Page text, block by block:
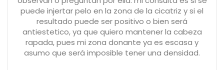
puede injertar pelo en la zona de la cicatriz y si el
resultado puede ser positivo o bien será
antiestetico, ya que quiero mantener la cabeza
rapada, pues mi zona donante ya es escasa y
asumo que será imposible tener una densidad.